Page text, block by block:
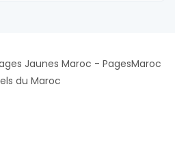
Jaunes Maroc - PagesMaroc
du Maroc